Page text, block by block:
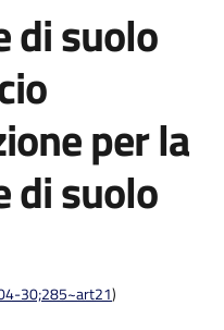
di suolo
per la
di suolo
30;285~art21)